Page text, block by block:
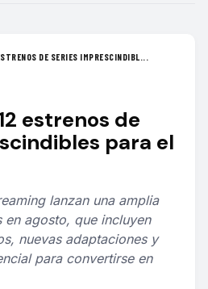
DE SERIES IMPRESCINDIBL...
estrenos de
para el
lanzan una amplia
en agosto, que incluyen
nuevas adaptaciones y
para convertirse en